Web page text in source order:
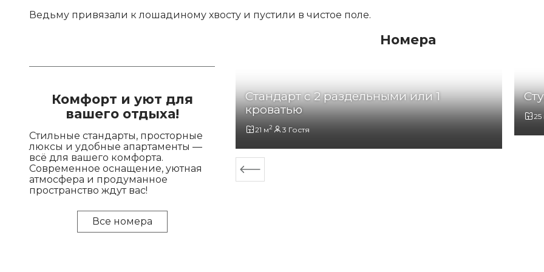
Ведьму привязали к лошадиному хвосту и пустили в чистое поле.
Номера
Комфорт и уют для
вашего отдыха!
Стильные стандарты, просторные
люксы и удобные апартаменты —
всё для вашего комфорта.
Современное оснащение, уютная
атмосфера и продуманное
пространство ждут вас!
Все номера
2 спальнями
Стандарт с 2 раздельными или 1
кроватью
21 м2 3 Гостя
25